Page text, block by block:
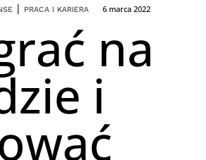
| PRACA I KARIERA 6 marca 2022
na
i